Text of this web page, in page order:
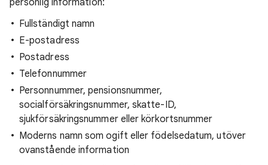
personlig information:
Fullständigt namn
E-postadress
Postadress
Telefonnummer
Personnummer, pensionsnummer,
socialförsäkringsnummer, skatte-ID,
sjukförsäkringsnummer eller körkortsnummer
Moderns namn som ogift eller födelsedatum, utöver
ovanstående information